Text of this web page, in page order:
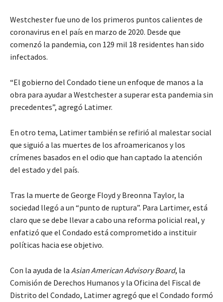
Westchester fue uno de los primeros puntos calientes de
coronavirus en el país en marzo de 2020. Desde que
comenzó la pandemia, con 129 mil 18 residentes han sido
infectados.
“El gobierno del Condado tiene un enfoque de manos a la
obra para ayudar a Westchester a superar esta pandemia sin
precedentes”, agregó Latimer.
En otro tema, Latimer también se refirió al malestar social
que siguió a las muertes de los afroamericanos y los
crímenes basados ​​en el odio que han captado la atención
del estado y del país.
Tras la muerte de George Floyd y Breonna Taylor, la
sociedad llegó a un “punto de ruptura”. Para Lartimer, está
claro que se debe llevar a cabo una reforma policial real, y
enfatizó que el Condado está comprometido a instituir
políticas hacia ese objetivo.
Con la ayuda de la Asian American Advisory Board, la
Comisión de Derechos Humanos y la Oficina del Fiscal de
Distrito del Condado, Latimer agregó que el Condado formó